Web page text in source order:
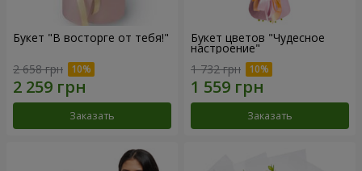
Букет "В восторге от тебя!"
2 658 грн
Заказать
Букет цветов "Чудесное
настроение"
1 732 грн
Заказать